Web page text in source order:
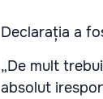
Declarația a
„De mult
absolut